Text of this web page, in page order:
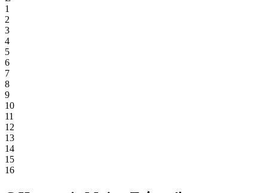
1
2
3
4
5
6
7
8
9
10
11
12
13
14
15
16